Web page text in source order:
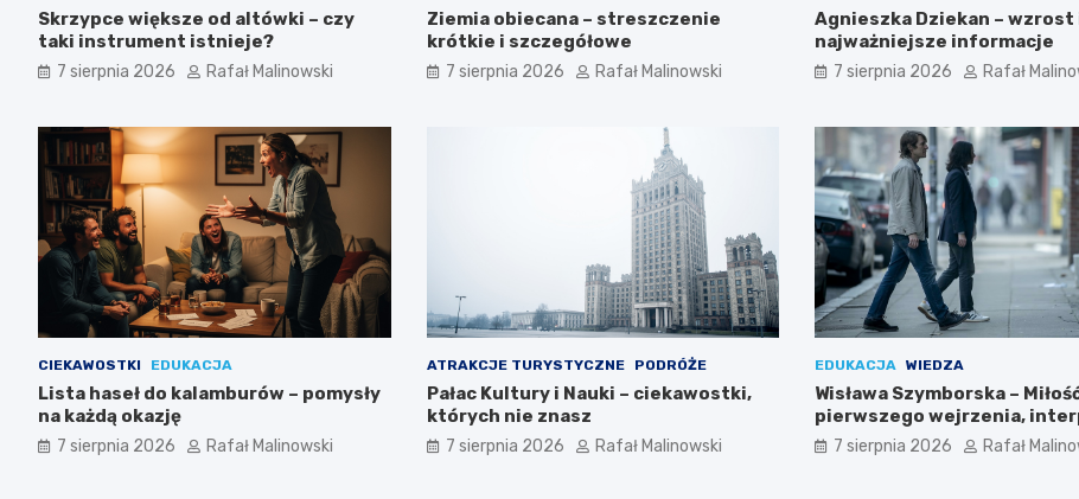
Skrzypce większe od altówki – czy
taki instrument istnieje?
7 sierpnia 2026 Rafał Malinowski
Ziemia obiecana – streszczenie
krótkie i szczegółowe
7 sierpnia 2026 Rafał Malinowski
Agnieszka Dziekan – wzrost
najważniejsze informacje
7 sierpnia 2026 Rafał
CIEKAWOSTKI EDUKACJA
Lista haseł do kalamburów – pomysły
na każdą okazję
7 sierpnia 2026 Rafał Malinowski
ATRAKCJE TURYSTYCZNE PODRÓŻE
Pałac Kultury i Nauki – ciekawostki,
których nie znasz
7 sierpnia 2026 Rafał Malinowski
EDUKACJA WIEDZA
Wisława Szymborska –
pierwszego wejrzenia,
wiersza
7 sierpnia 2026 Rafał